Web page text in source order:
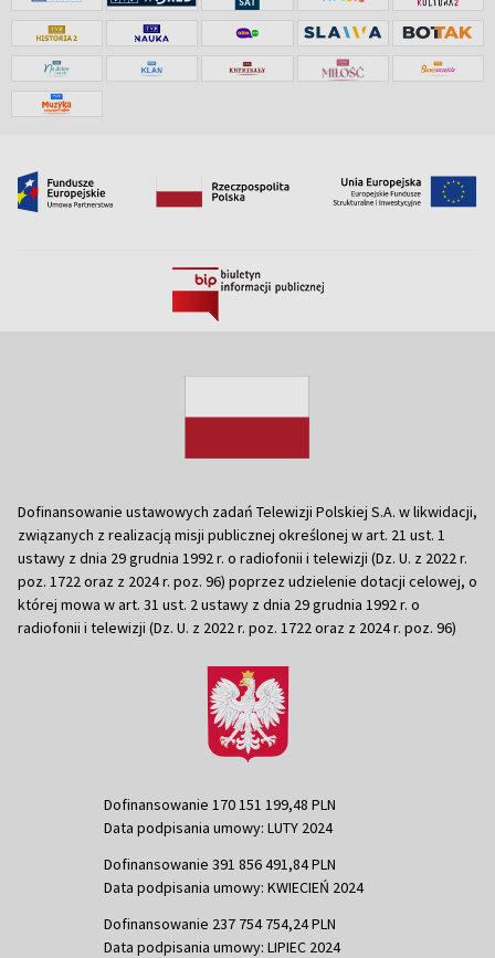
Dofinansowanie ustawowych zadań Telewizji Polskiej S.A. w likwidacji,
związanych z realizacją misji publicznej określonej w art. 21 ust. 1
ustawy z dnia 29 grudnia 1992 r. o radiofonii i telewizji (Dz. U. z 2022 r.
poz. 1722 oraz z 2024 r. poz. 96) poprzez udzielenie dotacji celowej, o
której mowa w art. 31 ust. 2 ustawy z dnia 29 grudnia 1992 r. o
radiofonii i telewizji (Dz. U. z 2022 r. poz. 1722 oraz z 2024 r. poz. 96)
Dofinansowanie 170 151 199,48 PLN
Data podpisania umowy: LUTY 2024
Dofinansowanie 391 856 491,84 PLN
Data podpisania umowy: KWIECIEŃ 2024
Dofinansowanie 237 754 754,24 PLN
Data podpisania umowy: LIPIEC 2024